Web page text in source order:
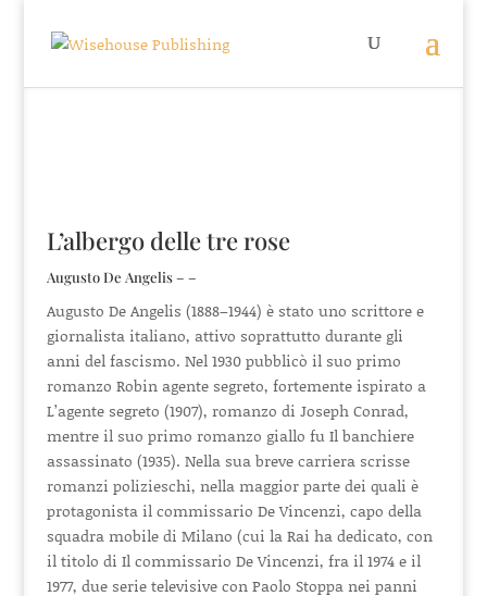
L’albergo delle tre rose
Augusto De Angelis – –
Augusto De Angelis (1888–1944) è stato uno scrittore e
giornalista italiano, attivo soprattutto durante gli
anni del fascismo. Nel 1930 pubblicò il suo primo
romanzo Robin agente segreto, fortemente ispirato a
L’agente segreto (1907), romanzo di Joseph Conrad,
mentre il suo primo romanzo giallo fu Il banchiere
assassinato (1935). Nella sua breve carriera scrisse
romanzi polizieschi, nella maggior parte dei quali è
protagonista il commissario De Vincenzi, capo della
squadra mobile di Milano (cui la Rai ha dedicato, con
il titolo di Il commissario De Vincenzi, fra il 1974 e il
1977, due serie televisive con Paolo Stoppa nei panni